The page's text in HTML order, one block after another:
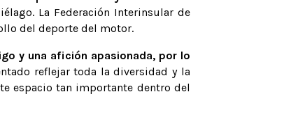
La Federación Interinsular de
del deporte del motor.
y una afición apasionada, por lo
reflejar toda la diversidad y la
espacio tan importante dentro del